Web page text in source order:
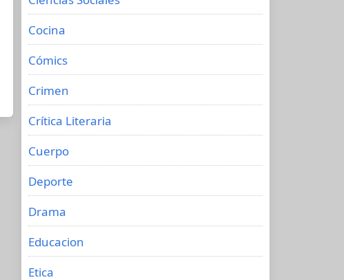
Cocina
Cómics
Crimen
Crítica Literaria
Cuerpo
Deporte
Drama
Educacion
Etica